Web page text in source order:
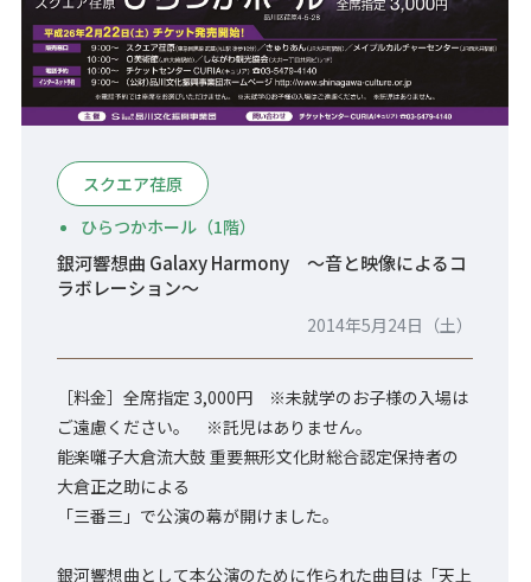
スクエア荏原
ひらつかホール（1階）
銀河響想曲 Galaxy Harmony ～音と映像によるコ
ラボレーション～
2014年5月24日（土）
［料金］全席指定 3,000円 ※未就学のお子様の入場は
ご遠慮ください。 ※託児はありません。
能楽囃子大倉流大鼓 重要無形文化財総合認定保持者の
大倉正之助による
「三番三」で公演の幕が開けました。
銀河響想曲として本公演のために作られた曲目は「天上